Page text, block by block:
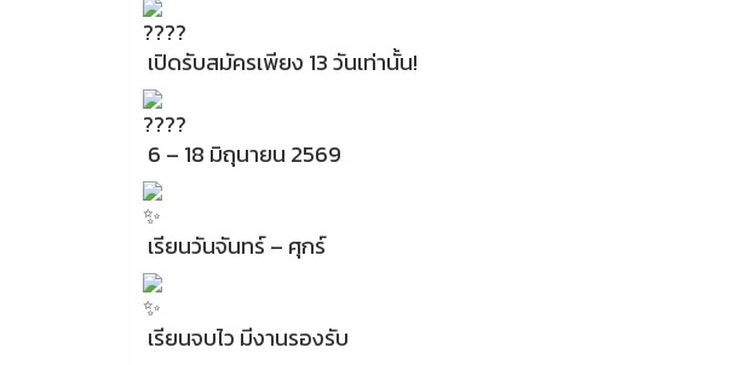
เปิดรับสมัครเพียง 13 วันเท่านั้น!
6 – 18 มิถุนายน 2569
เรียนวันจันทร์ – ศุกร์
เรียนจบไว มีงานรองรับ